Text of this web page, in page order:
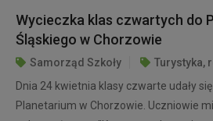
Wycieczka klas czwartych do
Śląskiego w Chorzowie
Samorząd Szkoły
Turystyka,
Dnia 24 kwietnia klasy czwarte udały
Planetarium w Chorzowie. Uczniowie